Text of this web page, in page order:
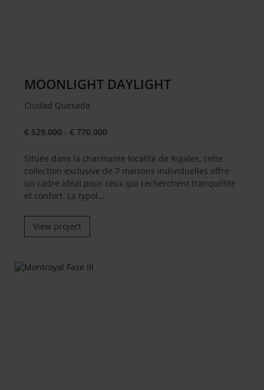
MOONLIGHT DAYLIGHT
Ciudad Quesada
€ 529.000 - € 770.000
Située dans la charmante localité de Rojales, cette
collection exclusive de 7 maisons individuelles offre
un cadre idéal pour ceux qui recherchent tranquillité
et confort. La typol...
View project